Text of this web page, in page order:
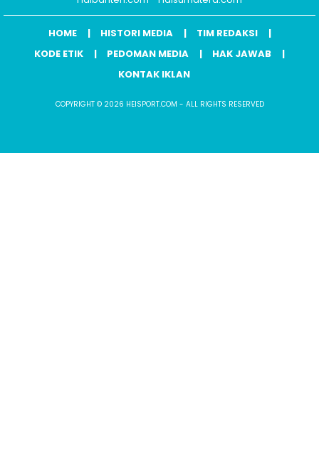
HOME HISTORI MEDIA
TIM REDAKSI
KODE ETIK
PEDOMAN MEDIA
HAK JAWAB
KONTAK IKLAN
COPYRIGHT © 2026 HEISPORT.COM - ALL RIGHTS RESERVED